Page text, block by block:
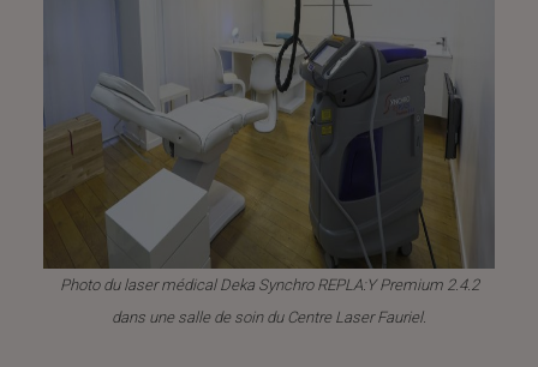
Photo du laser médical Deka Synchro REPLA:Y Premium 2.4.2
dans une salle de soin du Centre Laser Fauriel.